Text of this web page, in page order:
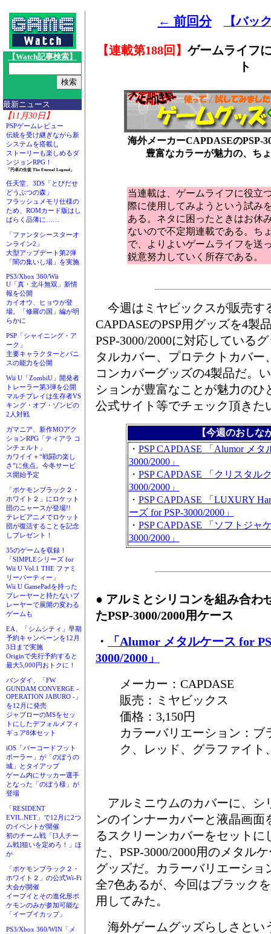
【Watch記事検索】
最新ニュース
【11月30日】
PSPゲームレビュー
伝統を受け継ぎながら新
システムを搭載し
ストーリーも楽しめるダ
ンジョンRPG！
「円卓の生徒 The Eternal Legend」
任天堂、3DS「とびだせ
どうぶつの森」
フラッシュメモリ仕様の
ため、ROMカード版はし
ばらく品薄に……
「ファンタシースターオ
ンライン2」
大型アップデート第2弾
「闇の集いし場」を実施
PS3/Xbox 360/Wii
U「真・北斗無双」新情
報を公開
カイオウ、ヒョウが登
場。「修羅の国」編が明
らかに
PSP「シャイニング・ア
ーク」
主要キャラクターとパニ
スの能力を公開
Wii U「ZombiU」開発者
トレーラー第3弾を公開
マルチプレイは生存者VS
キング・オブ・ゾンビの
2人対戦
ガマニア、新作MOアク
ションRPG「ティアラ コ
ンチェルト」
カワイイ＋“戦闘の楽し
さ”に焦点。今冬サービ
ス開始予定
「ポケモンブラック２・
ホワイト２」にロケット
団のニャースが登場!!
テレビアニメでロケット
団が復活することを記念
しプレゼント！
35のゲームを収録！
「SIMPLEシリーズ for
Wii U Vol.1 THE ファミ
リーパーティー」
Wii U GamePadを持った
プレーヤーと持たないプ
レーヤーで展開の変わる
ゲームも
EA、「シムシティ」早期
予約キャンペーンを12月
3日まで実施
Originで先行予約すると
最大5,000円おトクに！
バンダイ、「FW
GUNDAM CONVERGE -
OPERATION JABURO -」
を12月に発売
ジャブローのMSをセッ
トにしたデフォルメフィ
ギュア8体セット
iOS「バーコードフット
ボーラー」が「のぼうの
城」とタイアップ
ゲーム内にサッカー選手
となった「のぼう様」が
登場
「RESIDENT
EVIL.NET」で12月に2つ
のイベントが開催
初のチーム戦「[3人チー
ム戦]狙いを定めろ！」ほ
か
「ポケモンブラック２・
ホワイト２」の公式Wi-Fi
大会が開催
イーブイとその進化形ポ
ケモンのみが参加可能な
「イーブイカップ」
PS3/Xbox 360/WIN「メ
← 前回分 【バッ
【連載第188回】 ゲームライフ
ト
海外メーカーCAPDASEのPSP-
豊富なカラーが魅力の、ち
当連載は、ゲームライフに役立
際に使用してみようという試み
ある。ネタに困ったときはお休
ないので不定期連載である。ち
で、よりよいゲームライフを送
鋭意努力していく所存である。
今週はミヤビックスが販売す
CAPDASEのPSP用グッズを4製
PSP-3000/2000に対応している
タルカバー、プロテクトカバー
コンカバーグッズの4製品だ。
ションが豊富なことが魅力のひ
公式サイト等でチェック頂きた
【今週のおしな
・ PSP CAPDASE 「Alumor メタ
3000/2000」
・ PSP CAPDASE 「クリスタル
3000/2000」
・ PSP CAPDASE 「LUXURY
ーズ for PSP-3000/2000」
・ PSP CAPDASE 「ソフトジャ
3000/2000」
● アルミとシリコンを組み合わ
たPSP-3000/2000用ケース
・
「Alumor メタルケース for
3000/2000」
メーカー：CAPDASE
販売：ミヤビックス
価格：3,150円
カラーバリエーション：ブ
ク、レッド、グラファイト
アルミニウムのカバーに、シ
ンのインナーカバーと液晶画面
るスクリーンカバーをセットに
た、PSP-3000/2000用のメタル
グッズだ。カラーバリエーショ
全7色あるが、今回はブラック
用してみた。
海外ゲームグッズらしさとい